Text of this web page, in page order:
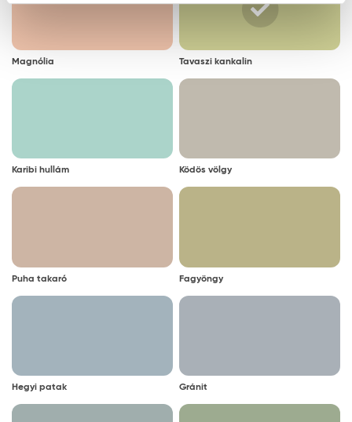
Magnólia Tavaszi kankalin
Karibi hullám Ködös völgy
Puha takaró Fagyöngy
Hegyi patak Gránit